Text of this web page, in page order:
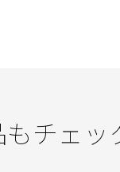
チェッ